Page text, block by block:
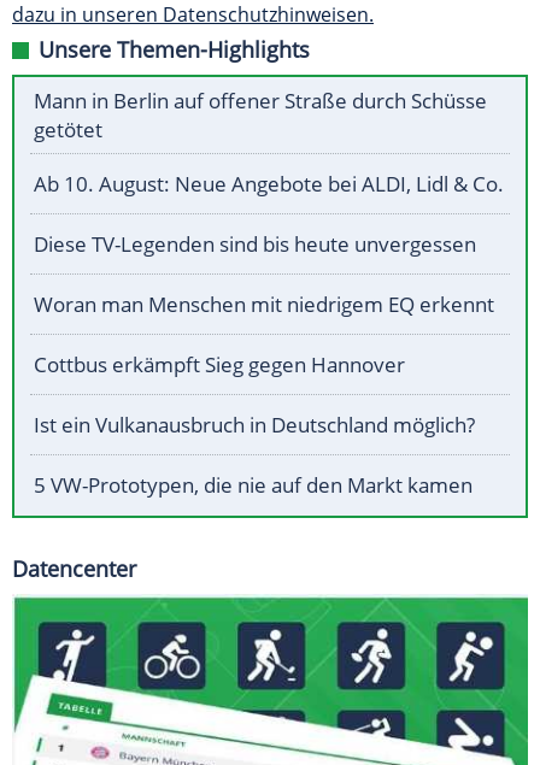
dazu in unseren Datenschutzhinweisen.
Unsere Themen-Highlights
Mann in Berlin auf offener Straße durch Schüsse
getötet
Ab 10. August: Neue Angebote bei ALDI, Lidl & Co.
Diese TV-Legenden sind bis heute unvergessen
Woran man Menschen mit niedrigem EQ erkennt
Cottbus erkämpft Sieg gegen Hannover
Ist ein Vulkanausbruch in Deutschland möglich?
5 VW-Prototypen, die nie auf den Markt kamen
Datencenter